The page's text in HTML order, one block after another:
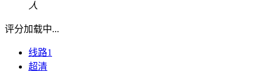
人
评分加载中...
线路1
超清